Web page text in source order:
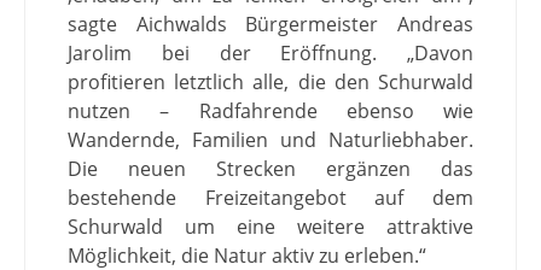
sagte Aichwalds Bürgermeister Andreas
Jarolim bei der Eröffnung. „Davon
profitieren letztlich alle, die den Schurwald
nutzen – Radfahrende ebenso wie
Wandernde, Familien und Naturliebhaber.
Die neuen Strecken ergänzen das
bestehende Freizeitangebot auf dem
Schurwald um eine weitere attraktive
Möglichkeit, die Natur aktiv zu erleben.“